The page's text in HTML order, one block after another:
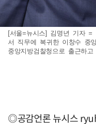
[서울=뉴시스] 김명년 기자 =
서 직무에 복귀한 이창수 중
중앙지방검찰청으로 출근하
◎공감언론 뉴시스